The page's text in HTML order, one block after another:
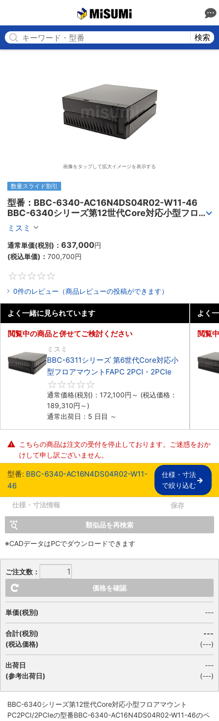
検索
画像をタップして拡大イメージを表示する
数量スライド割引
型番：BBC-6340-AC16N4DS04R02-W11-46
BBC-6340シリーズ第12世代Core対応小型フロア
マウントPC2PCI/2PCIe
ミスミ
通常単価(税別)： 637,000円
(税込単価)： 700,700円
0件のレビュー（商品レビューの投稿ができます）
よく一緒に見られています
閲覧中の商品と併せてご検討ください
ミスミ
BBC-6311シリーズ 第6世代Core対応小
型フロアマウントFAPC 2PCI・2PCIe
通常価格(税別)： 172,100円 ～ (税込価格：
189,310円 ～)
通常出荷日：5 日目 ～
よく
閲覧
こちらの商品は注文の受付を停止しております。ご迷惑をおか
けして申し訳ございません。
型番: BBC-6340-AC16N4DS04R02-W11-
46
仕様・寸法
で絞り込む
仕様・寸法情報 保存
類似品を再検索
※CADデータはPCでダウンロードできます
ご注文数：
価格を確認
単価(税別) ---
合計(税別)
(税込価格)
---
(---)
出荷日
(参考出荷日)
---
(---)
BBC-6340シリーズ第12世代Core対応小型フロアマウント
PC2PCI/2PCIeの型番BBC-6340-AC16N4DS04R02-W11-46のペ